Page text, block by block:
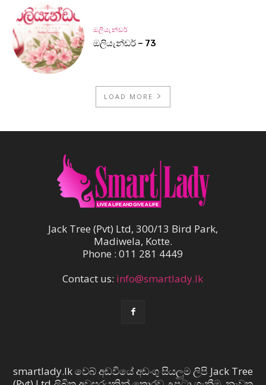
ඔලියැන්ඩර්
ඔලියැන්ඩර් – 73
LOAD MORE
Jack Tree (Pvt) Ltd, 300/13 Bird Park,
Madiwela, Kotte.
Phone : 011 281 4449
Contact us: info@smartlady.lk
smartlady.lk වෙබ් අඩවියේ අඩංගු සියලුම ලිපි Jack Tree